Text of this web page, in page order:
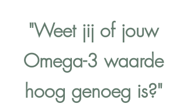
"Weet jij of jouw
Omega-3 waarde
hoog genoeg is?"